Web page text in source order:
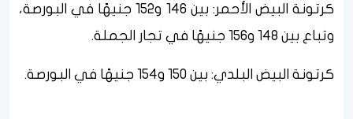
كرتونة البيض الأحمر: بين 146 و152 جنيهًا في البورصة،
وتباع بين 148 و156 جنيهًا في تجار الجملة.
كرتونة البيض البلدي: بين 150 و154 جنيهًا في البورصة.